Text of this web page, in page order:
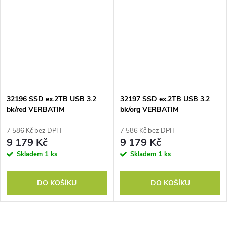
32196 SSD ex.2TB USB 3.2
bk/red VERBATIM
7 586 Kč bez DPH
9 179 Kč
Skladem 1 ks
DO KOŠÍKU
32197 SSD ex.2TB USB 3.2
bk/org VERBATIM
7 586 Kč bez DPH
9 179 Kč
Skladem 1 ks
DO KOŠÍKU